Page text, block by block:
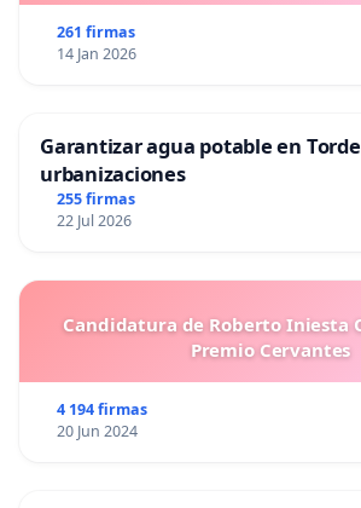
261 firmas
14 Jan 2026
Garantizar agua potable en
urbanizaciones
255 firmas
22 Jul 2026
Candidatura de Roberto Iniesta
Premio Cervantes
4 194 firmas
20 Jun 2024